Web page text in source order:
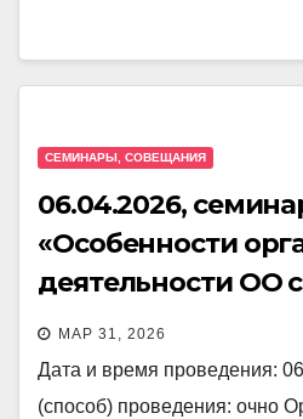
СЕМИНАРЫ, СОВЕЩАНИЯ
06.04.2026,
«Особенности
деятельности ОО
образовательными
результатами в
русскому языку,
МАР 31, 2026
Дата и время проведения:
(способ) проведения: очно